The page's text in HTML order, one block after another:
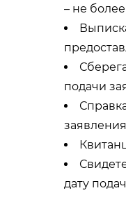
– не
подачи
дату